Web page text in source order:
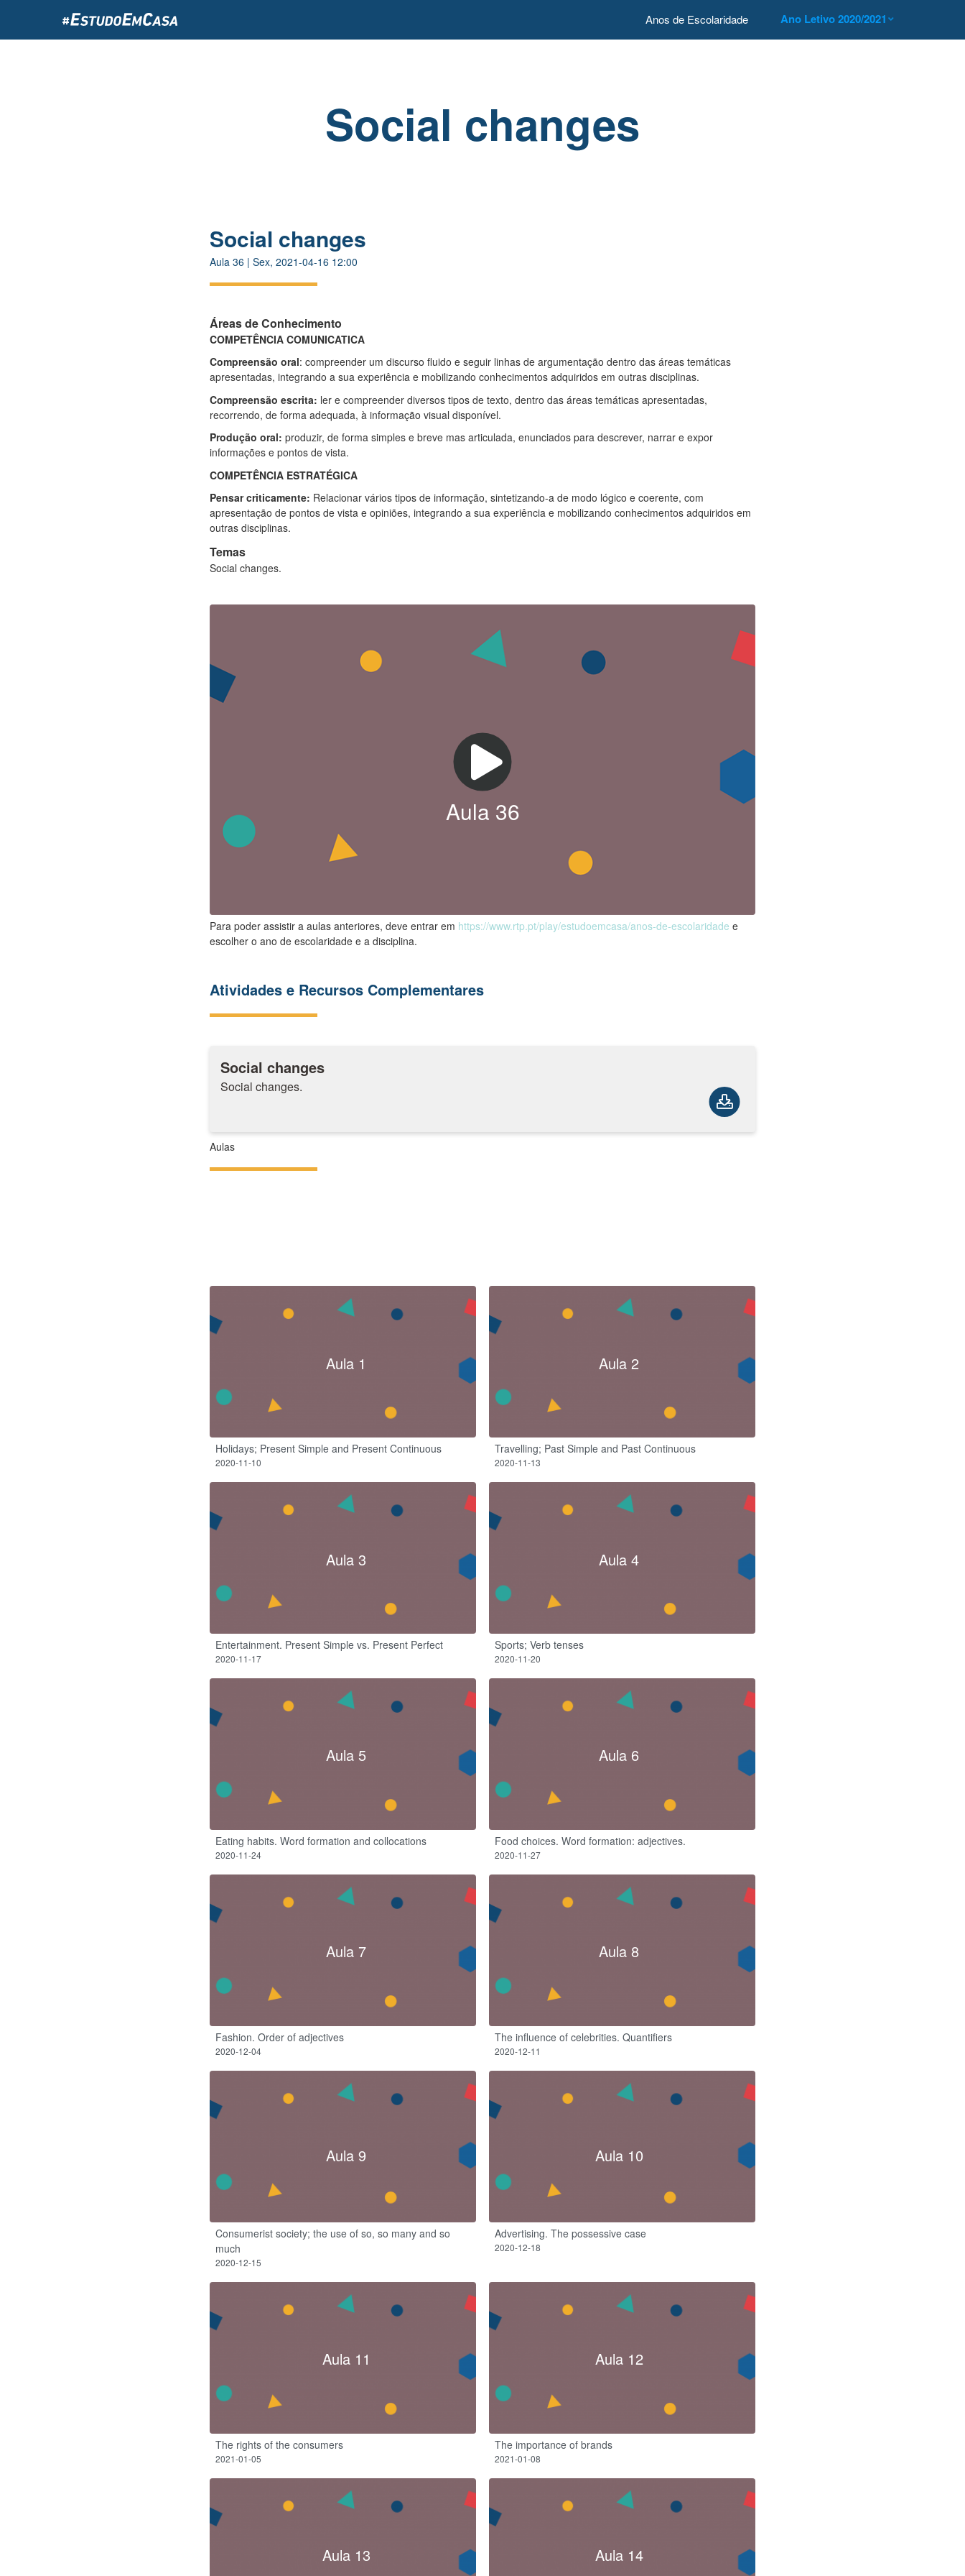
o
Anos de Escolaridade Ano Letivo 2020/2021
Social changes
Social changes
Aula 36 | Sex, 2021-04-16 12:00
Áreas de Conhecimento
COMPETÊNCIA COMUNICATICA
Compreensão oral: compreender um discurso fluido e seguir linhas de argumentação dentro das áreas temáticas
apresentadas, integrando a sua experiência e mobilizando conhecimentos adquiridos em outras disciplinas.
Compreensão escrita: ler e compreender diversos tipos de texto, dentro das áreas temáticas apresentadas,
recorrendo, de forma adequada, à informação visual disponível.
Produção oral: produzir, de forma simples e breve mas articulada, enunciados para descrever, narrar e expor
informações e pontos de vista.
COMPETÊNCIA ESTRATÉGICA
Pensar criticamente: Relacionar vários tipos de informação, sintetizando-a de modo lógico e coerente, com
apresentação de pontos de vista e opiniões, integrando a sua experiência e mobilizando conhecimentos adquiridos em
outras disciplinas.
Temas
Social changes.
Aula 36
Para poder assistir a aulas anteriores, deve entrar em https://www.rtp.pt/play/estudoemcasa/anos-de-escolaridade e
escolher o ano de escolaridade e a disciplina.
Atividades e Recursos Complementares
Social changes
Social changes.
Aulas
Aula 1
Holidays; Present Simple and Present Continuous
2020-11-10
Aula 2
Travelling; Past Simple and Past Continuous
2020-11-13
Aula 3
Entertainment. Present Simple vs. Present Perfect
2020-11-17
Aula 4
Sports; Verb tenses
2020-11-20
Aula 5
Eating habits​. Word formation and collocations​
2020-11-24
Aula 6
Food choices. Word formation: adjectives.
2020-11-27
Aula 7
Fashion. Order of adjectives
2020-12-04
Aula 8
The influence of celebrities. Quantifiers
2020-12-11
Aula 9
Consumerist society; the use of so, so many and so
much
2020-12-15
Aula 10
Advertising. The possessive case
2020-12-18
Aula 11
The rights of the consumers
2021-01-05
Aula 12
The importance of brands
2021-01-08
Aula 13 Aula 14